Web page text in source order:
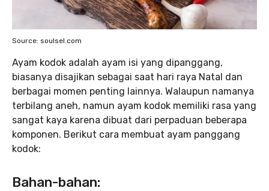
Source: soulsel.com
Ayam kodok adalah ayam isi yang dipanggang,
biasanya disajikan sebagai saat hari raya Natal dan
berbagai momen penting lainnya. Walaupun namanya
terbilang aneh, namun ayam kodok memiliki rasa yang
sangat kaya karena dibuat dari perpaduan beberapa
komponen. Berikut cara membuat ayam panggang
kodok:
Bahan-bahan: